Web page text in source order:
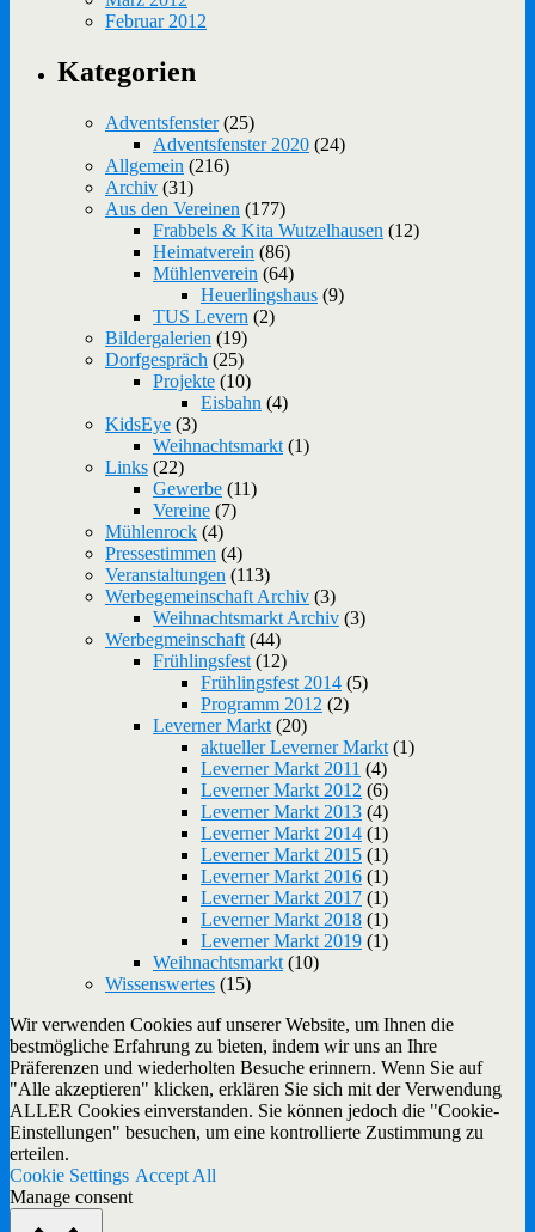
Februar 2012
Kategorien
Adventsfenster(25)
Adventsfenster 2020 (24)
Allgemein (216)
Archiv (31)
Aus den Vereinen (177)
Frabbels & Kita Wutzelhausen (12)
Heimatverein (86)
Mühlenverein (64)
Heuerlingshaus (9)
TUS Levern (2)
Bildergalerien (19)
Dorfgespräch (25)
Projekte (10)
Eisbahn (4)
KidsEye (3)
Weihnachtsmarkt (1)
Links (22)
Gewerbe (11)
Vereine (7)
Mühlenrock (4)
Pressestimmen (4)
Veranstaltungen (113)
Werbegemeinschaft Archiv (3)
Weihnachtsmarkt Archiv (3)
Werbegmeinschaft (44)
Frühlingsfest (12)
Frühlingsfest 2014 (5)
Programm 2012 (2)
Leverner Markt (20)
aktueller Leverner Markt (1)
Leverner Markt 2011 (4)
Leverner Markt 2012 (6)
Leverner Markt 2013 (4)
Leverner Markt 2014 (1)
Leverner Markt 2015 (1)
Leverner Markt 2016 (1)
Leverner Markt 2017 (1)
Leverner Markt 2018 (1)
Leverner Markt 2019 (1)
Weihnachtsmarkt (10)
Wissenswertes (15)
Wir verwenden Cookies auf unserer Website, um Ihnen die
bestmögliche Erfahrung zu bieten, indem wir uns an Ihre
Präferenzen und wiederholten Besuche erinnern. Wenn Sie auf
"Alle akzeptieren" klicken, erklären Sie sich mit der Verwendung
ALLER Cookies einverstanden. Sie können jedoch die "Cookie-
Einstellungen" besuchen, um eine kontrollierte Zustimmung zu
erteilen.
Cookie Settings Accept All
Manage consent